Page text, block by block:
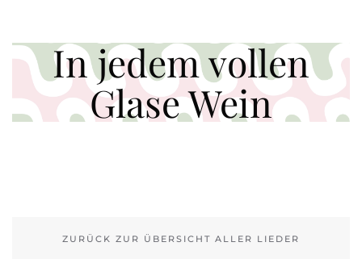
In jedem vollen
Glase Wein
ZURÜCK ZUR ÜBERSICHT ALLER LIEDER